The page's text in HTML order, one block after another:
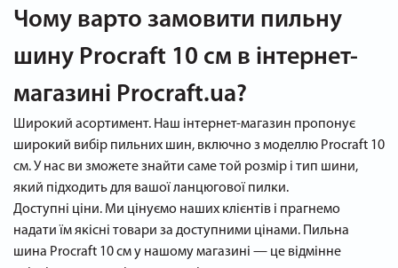
Чому варто замовити пильну
шину Procraft 10 см в інтернет-
магазині Procraft.ua?
Широкий асортимент. Наш інтернет-магазин пропонує
широкий вибір пильних шин, включно з моделлю Procraft 10
см. У нас ви зможете знайти саме той розмір і тип шини,
який підходить для вашої ланцюгової пилки.
Доступні ціни. Ми цінуємо наших клієнтів і прагнемо
надати їм якісні товари за доступними цінами. Пильна
шина Procraft 10 см у нашому магазині — це відмінне